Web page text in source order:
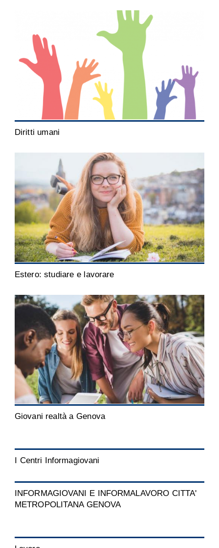
Diritti umani
Estero: studiare e lavorare
Giovani realtà a Genova
I Centri Informagiovani
INFORMAGIOVANI E INFORMALAVORO CITTA'
METROPOLITANA GENOVA